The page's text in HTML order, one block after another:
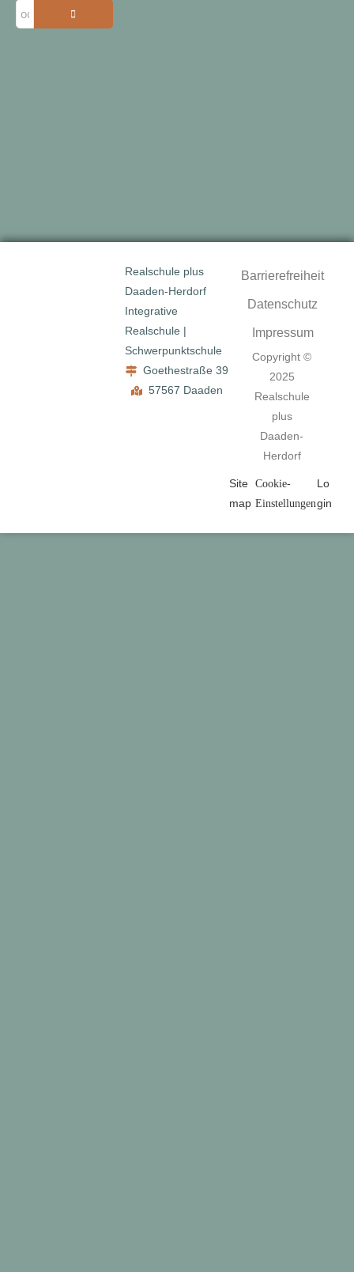
Realschule plus
Daaden-Herdorf
Integrative
Realschule |
Schwerpunktschule
Goethestraße 39
57567 Daaden
Barrierefreiheit
Datenschutz
Impressum
Copyright ©
2025
Realschule
plus
Daaden-
Herdorf
Site
map
Cookie-
Einstellungen
Lo
gin